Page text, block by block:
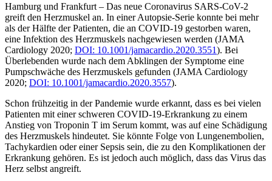
Hamburg und Frankfurt – Das neue Coronavirus SARS-CoV-2
greift den Herzmuskel an. In einer Autopsie-Serie konnte bei mehr
als der Hälfte der Patienten, die an COVID-19 gestorben waren,
eine Infektion des Herzmuskels nachgewiesen werden (JAMA
Cardiology 2020; DOI: 10.1001/jamacardio.2020.3551). Bei
Überlebenden wurde nach dem Abklingen der Symptome eine
Pumpschwäche des Herzmuskels gefunden (JAMA Cardiology
2020; DOI: 10.1001/jamacardio.2020.3557).
Schon frühzeitig in der Pandemie wurde erkannt, dass es bei vielen
Patienten mit einer schweren COVID-19-Erkrankung zu einem
Anstieg von Troponin T im Serum kommt, was auf eine Schädigung
des Herzmuskels hindeutet. Sie könnte Folge von Lungenembolien,
Tachykardien oder einer Sepsis sein, die zu den Komplikationen der
Erkrankung gehören. Es ist jedoch auch möglich, dass das Virus das
Herz selbst angreift.